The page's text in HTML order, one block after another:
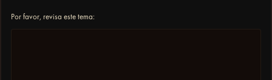
Por favor, revisa este tema: